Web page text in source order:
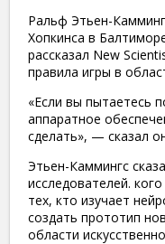
Ральф Этьен-
Хопкинса в
рассказал New
правила игры в
«Если вы пытаетесь
аппаратное
сделать», — сказал
Этьен-Каммингс
исследователей.
тех, кто изучает
создать прототип
области